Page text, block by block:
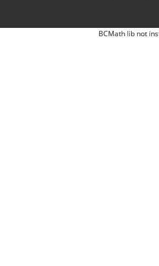
BCMath lib not